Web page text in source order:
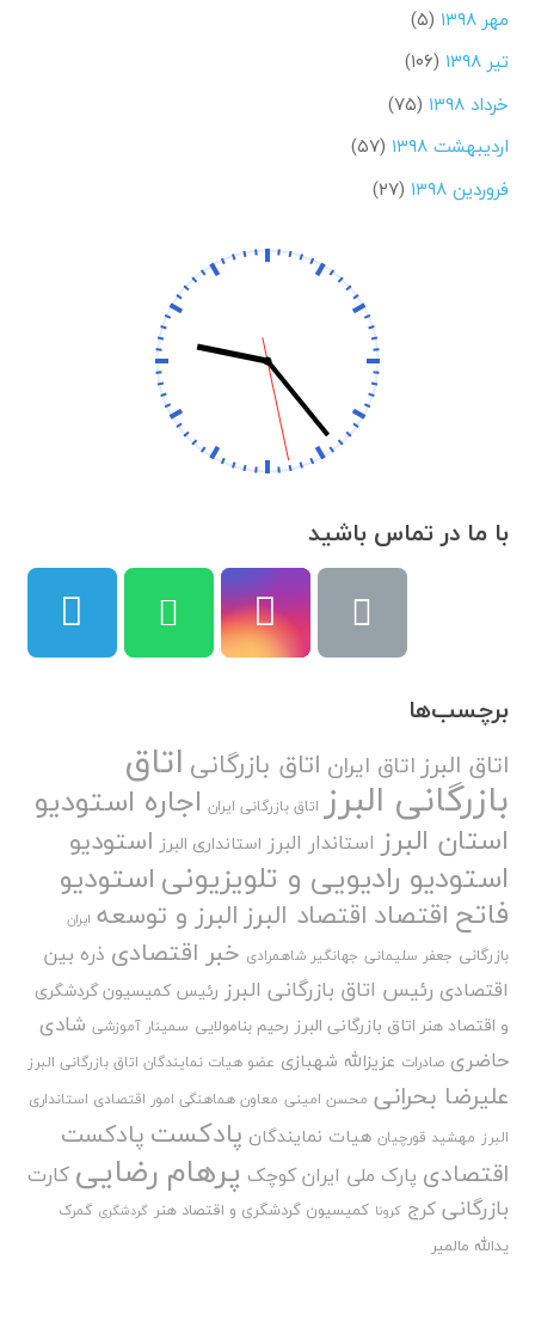
مهر ۱۳۹۸
(۵)
تیر ۱۳۹۸
(۱۰۶)
خرداد ۱۳۹۸
(۷۵)
اردیبهشت ۱۳۹۸
(۵۷)
فروردین ۱۳۹۸
(۲۷)
با ما در تماس باشید
برچسب‌ها
اتاق البرز اتاق ایران اتاق بازرگانی اتاق
بازرگانی البرز اتاق بازرگانی ایران اجاره استودیو
استان البرز استاندار البرز استانداری البرز استودیو
استودیو رادیویی و تلویزیونیاستودیو
فاتح اقتصاد اقتصاد البرزالبرز و توسعه ایران
بازرگانی جعفر سلیمانی جهانگیر شاهمرادی خبر اقتصادی ذره بین
اقتصادی رئیس اتاق بازرگانی البرز رئیس کمیسیون گردشگری
و اقتصاد هنر اتاق بازرگانی البرز رحیم بنامولایی سمینار آموزشی شادی
حاضری صادرات عزیزالله شهبازی عضو هیات نمایندگان اتاق بازرگانی البرز
علیرضا بحرانی محسن امینی معاون هماهنگی امور اقتصادی استانداری
البرز مهشید قورچیان هیات نمایندگان پادکست پادکست
اقتصادی پارک ملی ایران کوچک پرهام رضایی کارت
بازرگانی کرج کرونا کمیسیون گردشگری و اقتصاد هنر گردشگری گمرک
یدالله مالمیر